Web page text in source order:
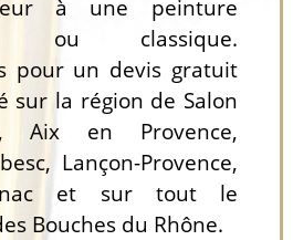
à une peinture
ou classique.
pour un devis gratuit
sur la région de Salon
Aix en Provence,
Lançon-Provence,
et sur tout le
Bouches du Rhône.